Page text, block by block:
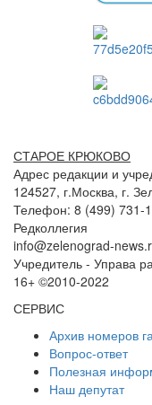
СТАРОЕ КРЮКОВО
Адрес редакции и
124527, г.Москва, г.
Телефон: 8 (499) 731-
Редколлегия
info@zelenograd-
Учредитель - Управа
16+ ©2010-2022
СЕРВИС
Архив номеров
Вопрос-ответ
Полезная
Наш депутат